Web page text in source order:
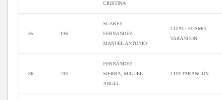
CRISTINA
35 136
SUAREZ
FERNANDEZ,
MANUEL ANTONIO
CD ATLETISMO
TARANCON
36 233
FERNÁNDEZ
SIERRA, MIGUEL
ANGEL
CDA TARANCÓN